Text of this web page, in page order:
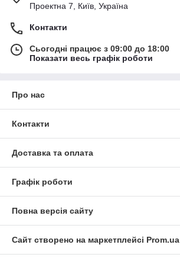
Проектна 7, Київ, Україна
Контакти
Сьогодні працює з 09:00 до 18:00
Показати весь графік роботи
Про нас
Контакти
Доставка та оплата
Графік роботи
Повна версія сайту
Сайт створено на маркетплейсі Prom.ua